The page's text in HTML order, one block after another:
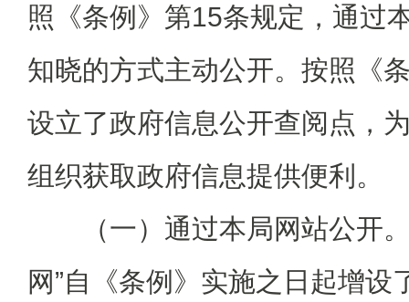
照《条例》第15条规定，通过
知晓的方式主动公开。按照《
设立了政府信息公开查阅点，
组织获取政府信息提供便利。
（一）通过本局网站公开。
网”自《条例》实施之日起增设